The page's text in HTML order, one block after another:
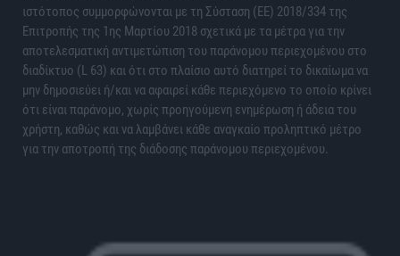
ιστότοπος συμμορφώνονται με τη Σύσταση (ΕΕ) 2018/334 της
Επιτροπής της 1ης Μαρτίου 2018 σχετικά με τα μέτρα για την
αποτελεσματική αντιμετώπιση του παράνομου περιεχομένου στο
διαδίκτυο (L 63) και ότι στο πλαίσιο αυτό διατηρεί το δικαίωμα να
μην δημοσιεύει ή/και να αφαιρεί κάθε περιεχόμενο το οποίο κρίνει
ότι είναι παράνομο, χωρίς προηγούμενη ενημέρωση ή άδεια του
χρήστη, καθώς και να λαμβάνει κάθε αναγκαίο προληπτικό μέτρο
για την αποτροπή της διάδοσης παράνομου περιεχομένου.